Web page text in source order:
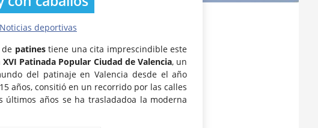
Noticias deportivas
patinestiene una cita imprescindible este
XVI Patinada Popular Ciudad de Valencia, un
del patinaje en Valencia desde el año
años, consitió en un recorrido por las calles
años se ha trasladadoa la moderna